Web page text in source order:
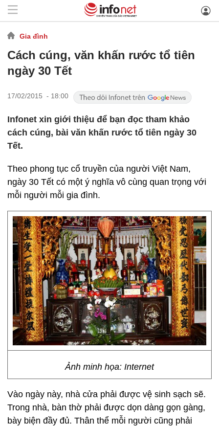
Gia đình
Cách cúng, văn khấn rước tổ tiên
ngày 30 Tết
17/02/2015 - 18:00
Infonet xin giới thiệu để bạn đọc tham khảo
cách cúng, bài văn khấn rước tổ tiên ngày 30
Tết.
Theo phong tục cổ truyền của người Việt Nam,
ngày 30 Tết có một ý nghĩa vô cùng quan trọng với
mỗi người mỗi gia đình.
Ảnh minh họa: Internet
Vào ngày này, nhà cửa phải được vệ sinh sạch sẽ.
Trong nhà, bàn thờ phải được dọn dàng gọn gàng,
bày biện đầy đủ. Thân thể mỗi người cũng phải